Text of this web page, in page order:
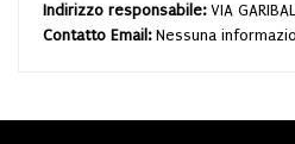
Indirizzo responsabile: VIA
Contatto Email: Nessuna